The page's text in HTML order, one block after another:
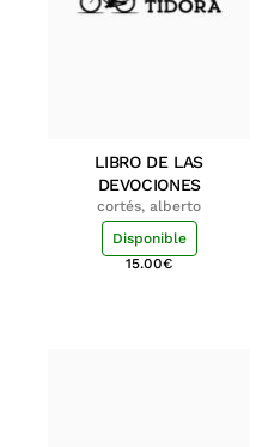
LIBRO DE LAS
DEVOCIONES
cortés, alberto
Disponible
15.00€